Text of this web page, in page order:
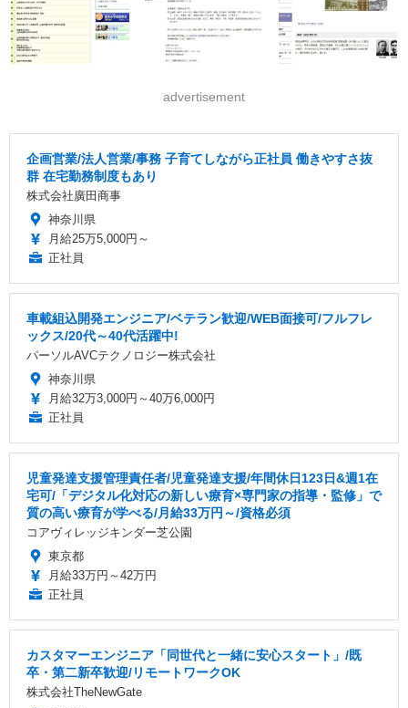
advertisement
企画営業/法人営業/事務 子育てしながら正社員 働きやすさ抜
群 在宅勤務制度もあり
株式会社廣田商事
神奈川県
月給25万5,000円～
正社員
車載組込開発エンジニア/ベテラン歓迎/WEB面接可/フルフレ
ックス/20代～40代活躍中!
パーソルAVCテクノロジー株式会社
神奈川県
月給32万3,000円～40万6,000円
正社員
児童発達支援管理責任者/児童発達⽀援/年間休日123日&週1在
宅可/「デジタル化対応の新しい療育×専門家の指導・監修」で
質の高い療育が学べる/月給33万円～/資格必須
コアヴィレッジキンダー芝公園
東京都
月給33万円～42万円
正社員
カスタマーエンジニア「同世代と一緒に安心スタート」/既
卒・第二新卒歓迎/リモートワークOK
株式会社TheNewGate